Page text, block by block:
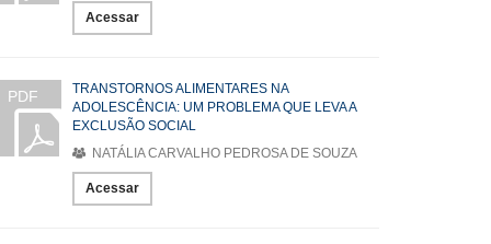
Acessar
PDF
TRANSTORNOS ALIMENTARES NA
ADOLESCÊNCIA: UM PROBLEMA QUE LEVA A
EXCLUSÃO SOCIAL
NATÁLIA CARVALHO PEDROSA DE SOUZA
Acessar